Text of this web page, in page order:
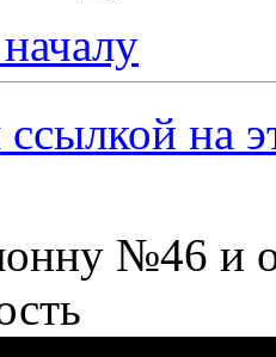
№46 и